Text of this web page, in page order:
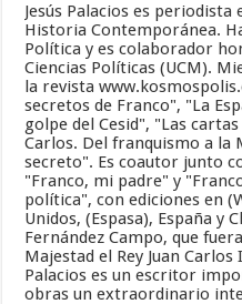
Jesús Palacios es
Historia Contemporánea.
Política y es colaborador
Ciencias Políticas (UCM).
la revista
secretos de Franco", "La
golpe del Cesid", "Las
Carlos. Del franquismo a la
secreto". Es coautor junto
"Franco, mi padre" y
política", con ediciones en
Unidos, (Espasa), España y
Fernández Campo, que
Majestad el Rey Juan Carlos
Palacios es un escritor
obras un extraordinario